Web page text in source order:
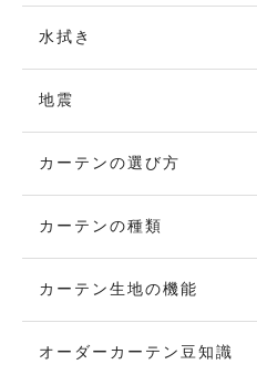
水拭き
地震
カーテンの選び方
カーテンの種類
カーテン生地の機能
オーダーカーテン豆知識